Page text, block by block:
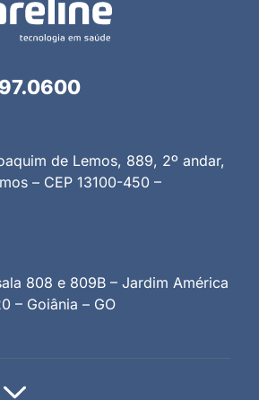
de Lemos, 889, 2º andar,
– CEP 13100-450 –
808 e 809B – Jardim América
– Goiânia – GO